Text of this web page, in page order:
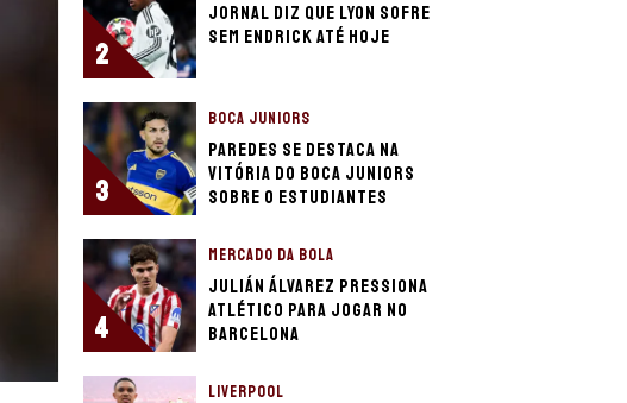
2
Jornal diz que Lyon sofre
sem Endrick até hoje
3
BOCA JUNIORS
Paredes se destaca na
vitória do Boca Juniors
sobre o Estudiantes
4
MERCADO DA BOLA
Julián Álvarez pressiona
Atlético para jogar no
Barcelona
LIVERPOOL